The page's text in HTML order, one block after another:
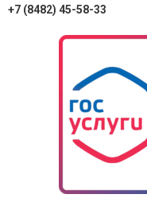
+7 (8482) 45-58-33